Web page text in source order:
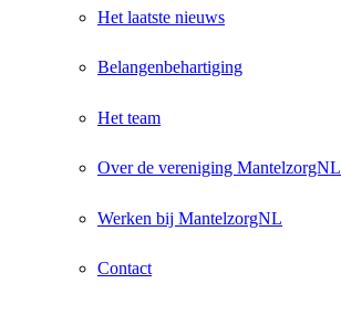
Het laatste nieuws
Belangenbehartiging
Het team
Over de vereniging MantelzorgNL
Werken bij MantelzorgNL
Contact